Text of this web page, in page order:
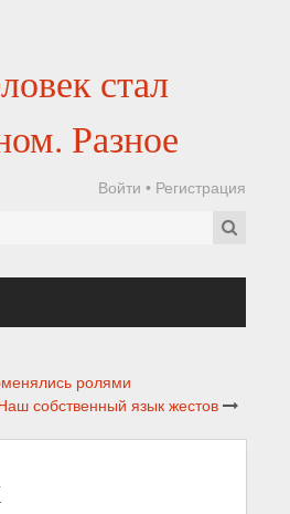
стал
Разное
Войти • Регистрация
ролями
собственный язык жестов